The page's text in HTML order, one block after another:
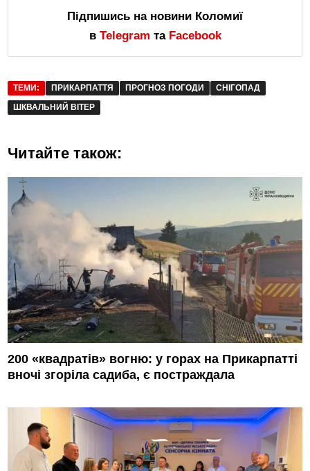
Підпишись на новини Коломиї
в Telegram та Facebook
ТЕМИ: ПРИКАРПАТТЯ ПРОГНОЗ ПОГОДИ
СНІГОПАД
ШКВАЛЬНИЙ ВІТЕР
Читайте також:
200 «квадратів» вогню: у горах на Прикарпатті
вночі згоріла садиба, є постраждала